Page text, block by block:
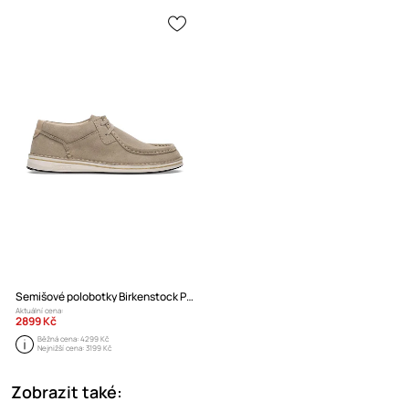
Semišové polobotky Birkenstock Pasadena
Aktuální cena:
2899 Kč
Běžná cena:4299 Kč
Nejnižší cena:3199 Kč
Zobrazit také: